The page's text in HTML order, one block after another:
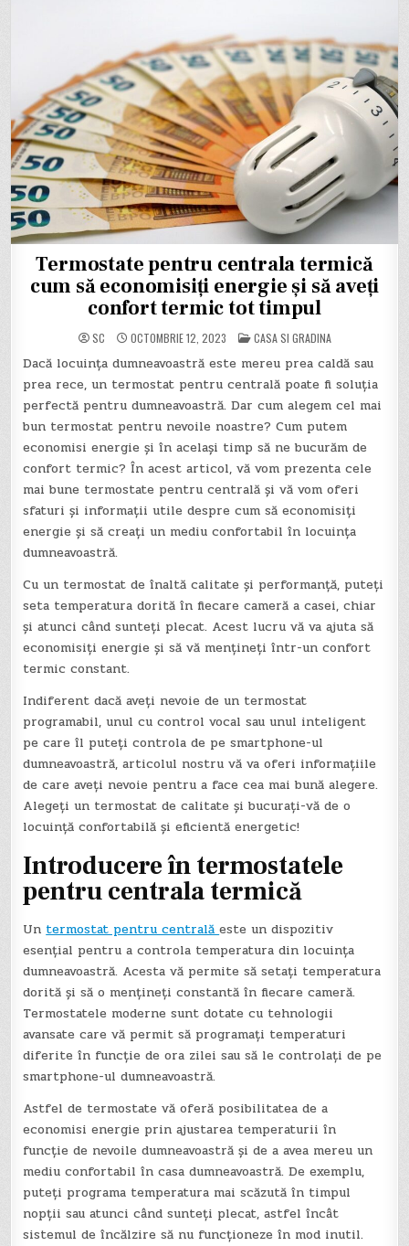
Termostate pentru centrala termică
cum să economisiți energie și să aveți
confort termic tot timpul
SC OCTOMBRIE 12, 2023 POSTED
IN
CASA SI GRADINA
Dacă locuința dumneavoastră este mereu prea caldă sau
prea rece, un termostat pentru centrală poate fi soluția
perfectă pentru dumneavoastră. Dar cum alegem cel mai
bun termostat pentru nevoile noastre? Cum putem
economisi energie și în același timp să ne bucurăm de
confort termic? În acest articol, vă vom prezenta cele
mai bune termostate pentru centrală și vă vom oferi
sfaturi și informații utile despre cum să economisiți
energie și să creați un mediu confortabil în locuința
dumneavoastră.
Cu un termostat de înaltă calitate și performanță, puteți
seta temperatura dorită în fiecare cameră a casei, chiar
și atunci când sunteți plecat. Acest lucru vă va ajuta să
economisiți energie și să vă mențineți într-un confort
termic constant.
Indiferent dacă aveți nevoie de un termostat
programabil, unul cu control vocal sau unul inteligent
pe care îl puteți controla de pe smartphone-ul
dumneavoastră, articolul nostru vă va oferi informațiile
de care aveți nevoie pentru a face cea mai bună alegere.
Alegeți un termostat de calitate și bucurați-vă de o
locuință confortabilă și eficientă energetic!
Introducere în termostatele
pentru centrala termică
Untermostat pentru centralăeste un dispozitiv
esențial pentru a controla temperatura din locuința
dumneavoastră. Acesta vă permite să setați temperatura
dorită și să o mențineți constantă în fiecare cameră.
Termostatele moderne sunt dotate cu tehnologii
avansate care vă permit să programați temperaturi
diferite în funcție de ora zilei sau să le controlați de pe
smartphone-ul dumneavoastră.
Astfel de termostate vă oferă posibilitatea de a
economisi energie prin ajustarea temperaturii în
funcție de nevoile dumneavoastră și de a avea mereu un
mediu confortabil în casa dumneavoastră. De exemplu,
puteți programa temperatura mai scăzută în timpul
nopții sau atunci când sunteți plecat, astfel încât
sistemul de încălzire să nu funcționeze în mod inutil.